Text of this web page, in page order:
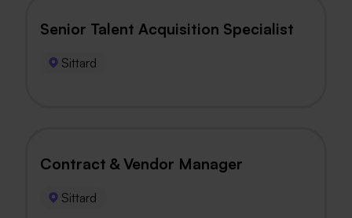
Senior Talent Acquisition Specialist
Sittard
Contract & Vendor Manager
Sittard